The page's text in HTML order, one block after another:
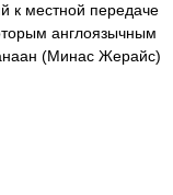
к местной передаче
англоязычным
(Минас Жерайс)